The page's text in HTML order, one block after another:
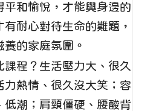
平和愉悅，才能與身邊的
有耐心對待生命的難題，
的家庭氛圍。
課程？生活壓力大、很久
力熱情、很久沒大笑；容
低潮；肩頸僵硬、腰酸背